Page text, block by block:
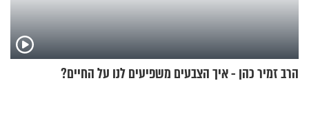
הרב זמיר כהן - איך הצבעים משפיעים לנו על החיים?